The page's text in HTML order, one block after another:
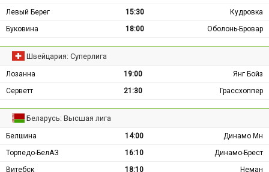
Левый Берег
15:30
Кудровка
Буковина
18:00 Оболонь-Бровар
Швейцария: Суперлига
Лозанна 19:00
Янг Бойз
Серветт
21:30 Грассхоппер
Беларусь: Высшая лига
Белшина 14:00
Динамо Мн
Торпедо-БелАЗ
16:10
Динамо-Брест
Витебск
18:10 Неман